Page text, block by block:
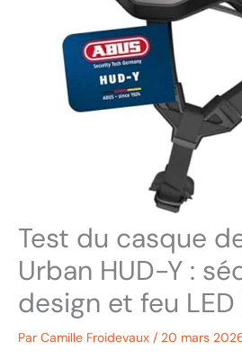
Test du casque
Urban HUD-Y :
design et feu
Par Camille Froidevaux / 20 mars